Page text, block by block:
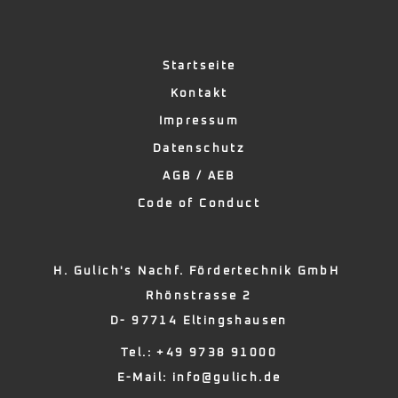
Startseite
Kontakt
Impressum
Datenschutz
AGB / AEB
Code of Conduct
H. Gulich's Nachf. Fördertechnik GmbH
Rhönstrasse 2
D- 97714 Eltingshausen
Tel.: +49 9738 91000
E-Mail: info@gulich.de